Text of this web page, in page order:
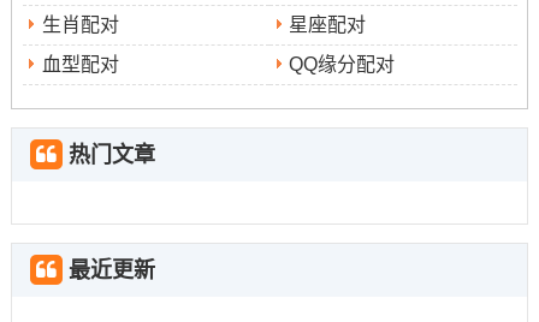
宜：嫁娶、出行、伐木、拆卸、修造、动土
葬、破土、修坟、立碑
同癸酉时（17：00-18:59）。此日为天德黄道;三合吉日 -
9月17日（星期三，农历七月廿六）
生肖配对
星座配对
血型配对
QQ缘分配对
热门文章
最近更新